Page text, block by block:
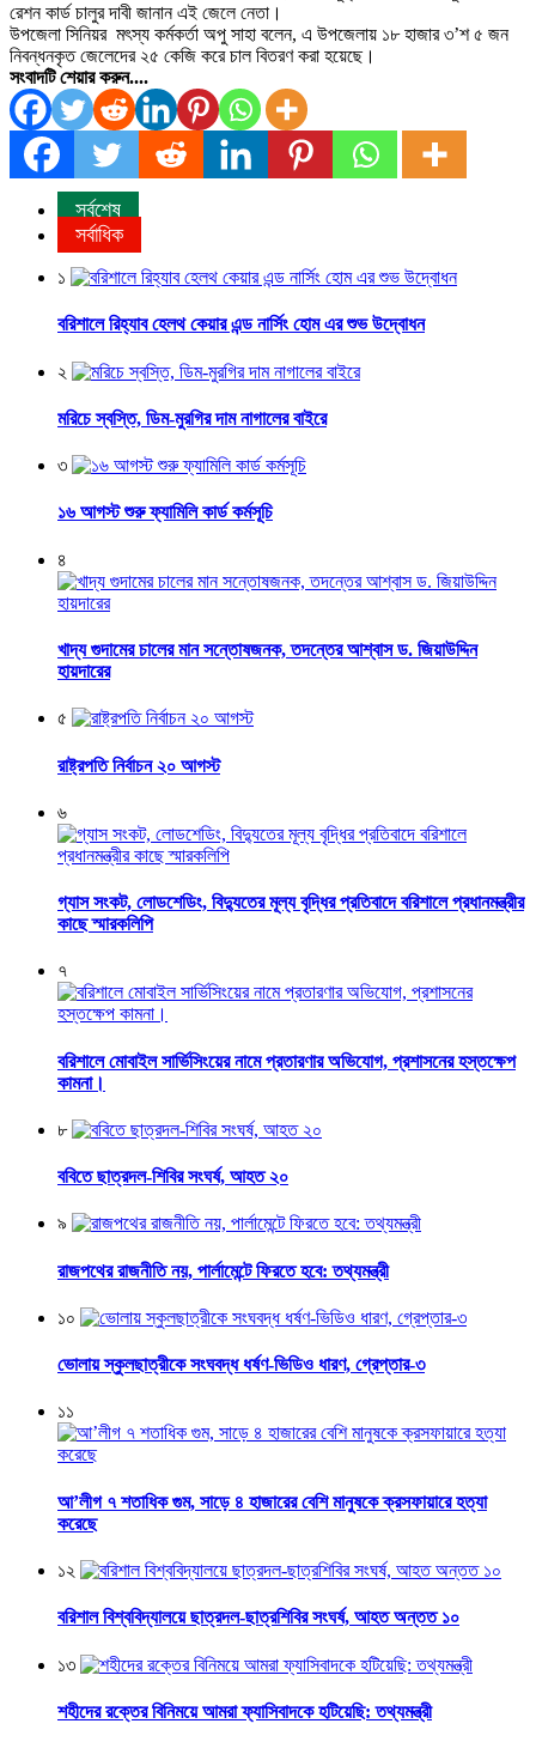
রেশন কার্ড চালুর দাবী জানান এই জেলে নেতা।
উপজেলা সিনিয়র মৎস্য কর্মকর্তা অপু সাহা বলেন, এ উপজেলায় ১৮ হাজার ৩’শ ৫ জন
নিবন্ধনকৃত জেলেদের ২৫ কেজি করে চাল বিতরণ করা হয়েছে।
সংবাদটি শেয়ার করুন....
সর্বশেষ
সর্বাধিক
১
বরিশালে রিহ্যাব হেলথ কেয়ার এন্ড নার্সিং হোম এর শুভ উদ্বোধন
২
মরিচে স্বস্তি, ডিম-মুরগির দাম নাগালের বাইরে
৩
১৬ আগস্ট শুরু ফ্যামিলি কার্ড কর্মসূচি
৪
খাদ্য গুদামের চালের মান সন্তোষজনক, তদন্তের আশ্বাস ড. জিয়াউদ্দিন
হায়দারের
৫
রাষ্ট্রপতি নির্বাচন ২০ আগস্ট
৬
গ্যাস সংকট, লোডশেডিং, বিদ্যুতের মূল্য বৃদ্ধির প্রতিবাদে বরিশালে প্রধানমন্ত্রীর
কাছে স্মারকলিপি
৭
বরিশালে মোবাইল সার্ভিসিংয়ের নামে প্রতারণার অভিযোগ, প্রশাসনের হস্তক্ষেপ
কামনা।
৮
ববিতে ছাত্রদল-শিবির সংঘর্ষ, আহত ২০
৯
রাজপথের রাজনীতি নয়, পার্লামেন্টে ফিরতে হবে: তথ্যমন্ত্রী
১০
ভোলায় স্কুলছাত্রীকে সংঘবদ্ধ ধর্ষণ-ভিডিও ধারণ, গ্রেপ্তার-৩
১১
আ’লীগ ৭ শতাধিক গুম, সাড়ে ৪ হাজারের বেশি মানুষকে ক্রসফায়ারে হত্যা
করেছে
১২
বরিশাল বিশ্ববিদ্যালয়ে ছাত্রদল-ছাত্রশিবির সংঘর্ষ, আহত অন্তত ১০
১৩
শহীদের রক্তের বিনিময়ে আমরা ফ্যাসিবাদকে হটিয়েছি: তথ্যমন্ত্রী